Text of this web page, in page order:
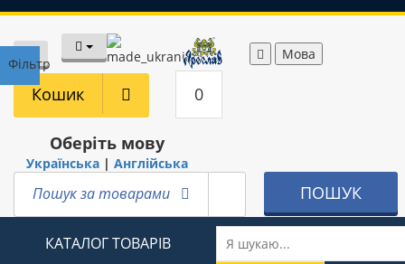
Фільтр
Мова
Пошук за товарами ПОШУК
Кошик 0
Оберіть мову
Українська| Англійська
КАТАЛОГ ТОВАРІВ